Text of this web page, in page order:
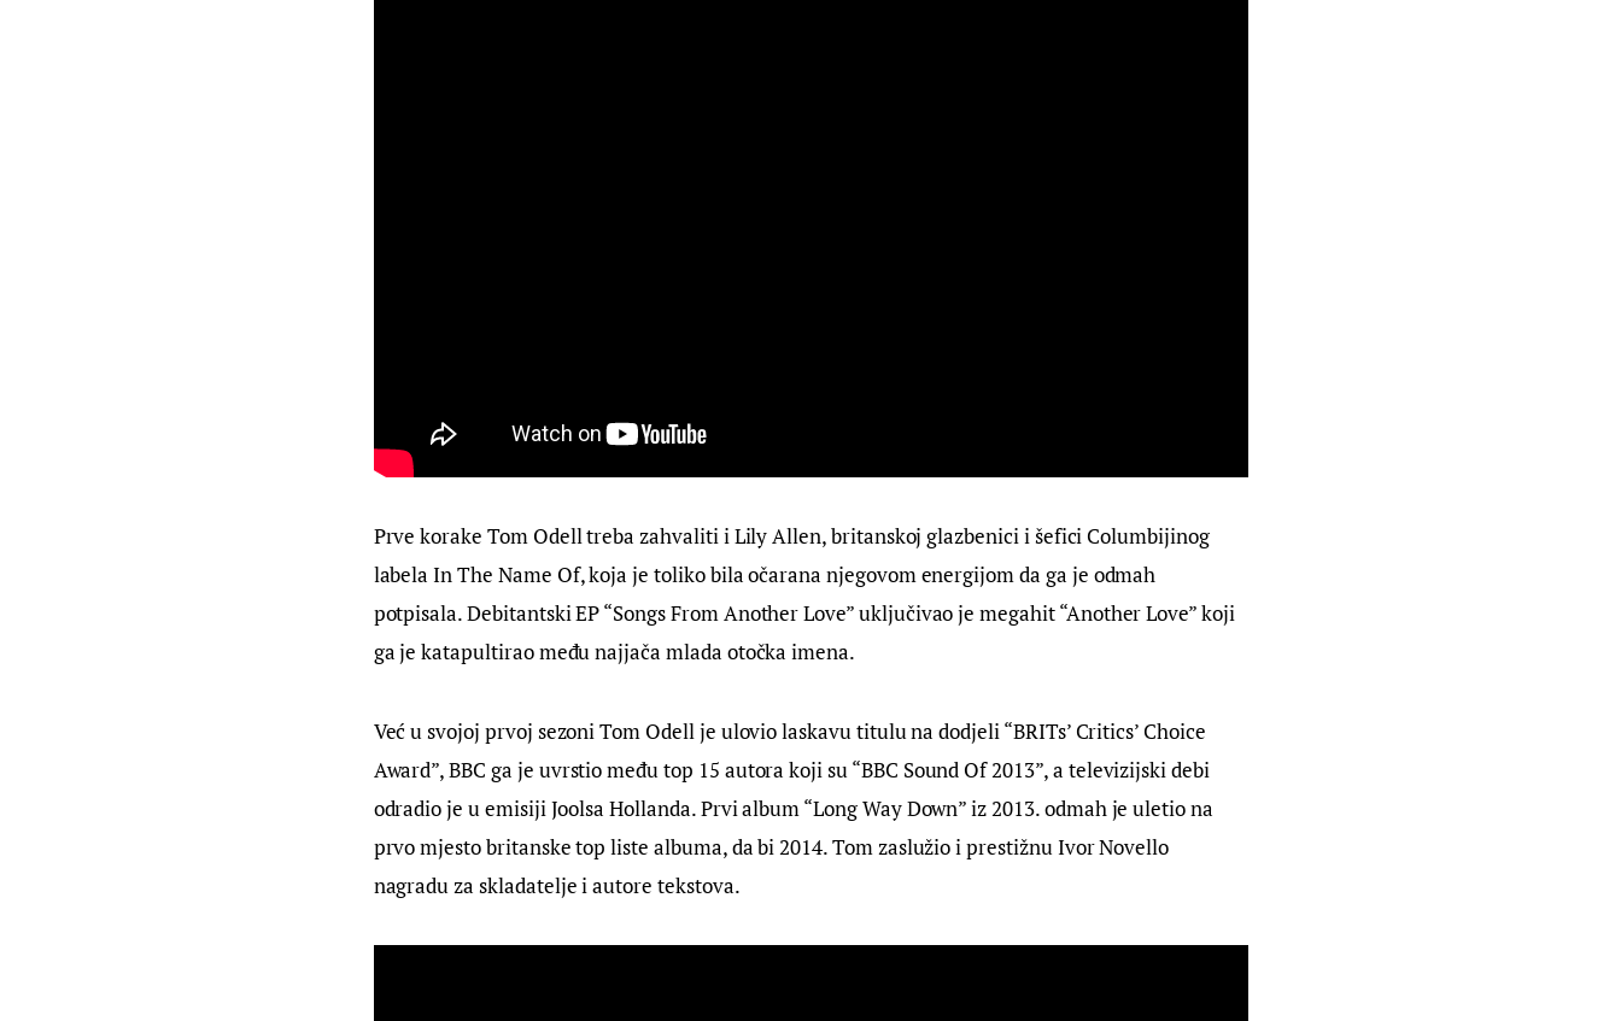
Prve korake Tom Odell treba zahvaliti i Lily Allen, britanskoj glazbenici i šefici Columbijinog
labela In The Name Of, koja je toliko bila očarana njegovom energijom da ga je odmah
potpisala. Debitantski EP “Songs From Another Love” uključivao je megahit “Another Love” koji
ga je katapultirao među najjača mlada otočka imena.
Već u svojoj prvoj sezoni Tom Odell je ulovio laskavu titulu na dodjeli “BRITs’ Critics’ Choice
Award”, BBC ga je uvrstio među top 15 autora koji su “BBC Sound Of 2013”, a televizijski debi
odradio je u emisiji Joolsa Hollanda. Prvi album “Long Way Down” iz 2013. odmah je uletio na
prvo mjesto britanske top liste albuma, da bi 2014. Tom zaslužio i prestižnu Ivor Novello
nagradu za skladatelje i autore tekstova.